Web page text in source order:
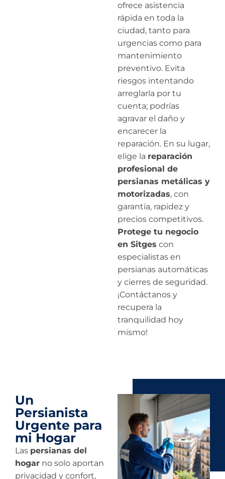
ofrece asistencia
rápida en toda la
ciudad, tanto para
urgencias como para
mantenimiento
preventivo. Evita
riesgos intentando
arreglarla por tu
cuenta; podrías
agravar el daño y
encarecer la
reparación. En su lugar,
elige la reparación
profesional de
persianas metálicas y
motorizadas, con
garantía, rapidez y
precios competitivos.
Protege tu negocio
en Sitges con
especialistas en
persianas automáticas
y cierres de seguridad.
¡Contáctanos y
recupera la
tranquilidad hoy
mismo!
Un
Persianista
Urgente para
mi Hogar
Las persianas del
hogar no solo aportan
privacidad y confort,